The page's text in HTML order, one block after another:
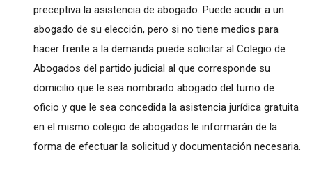
preceptiva la asistencia de abogado. Puede acudir a un
abogado de su elección, pero si no tiene medios para
hacer frente a la demanda puede solicitar al Colegio de
Abogados del partido judicial al que corresponde su
domicilio que le sea nombrado abogado del turno de
oficio y que le sea concedida la asistencia jurídica gratuita
en el mismo colegio de abogados le informarán de la
forma de efectuar la solicitud y documentación necesaria.